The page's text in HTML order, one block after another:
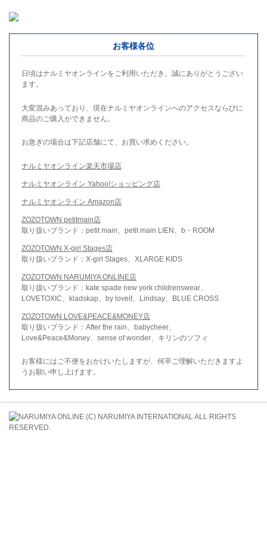
お客様各位
日頃はナルミヤオンラインをご利用いただき、誠にありがとうござい
ます。
大変混みあっており、現在ナルミヤオンラインへのアクセスならびに
商品のご購入ができません。
お急ぎの場合は下記店舗にて、お買い求めください。
ナルミヤオンライン楽天市場店
ナルミヤオンライン Yahoo!ショッピング店
ナルミヤオンライン Amazon店
ZOZOTOWN petitmain店
取り扱いブランド：petit main、petit main LIEN、b・ROOM
ZOZOTOWN X-girl Stages店
取り扱いブランド：X-girl Stages、XLARGE KIDS
ZOZOTOWN NARUMIYA ONLINE店
取り扱いブランド：kate spade new york childrenswear、
LOVETOXIC、kladskap、by loveit、Lindsay、BLUE CROSS
ZOZOTOWN LOVE&PEACE&MONEY店
取り扱いブランド：After the rain、babycheer、
Love&Peace&Money、sense of wonder、キリンのソフィ
お客様にはご不便をおかけいたしますが、何卒ご理解いただきますよ
うお願い申し上げます。